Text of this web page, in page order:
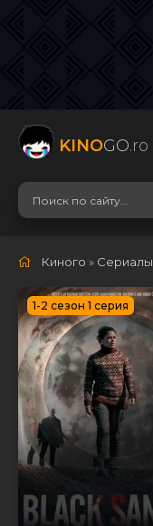
KINOGO.ro
Киного » Сериалы
1-2 сезон 1 серия